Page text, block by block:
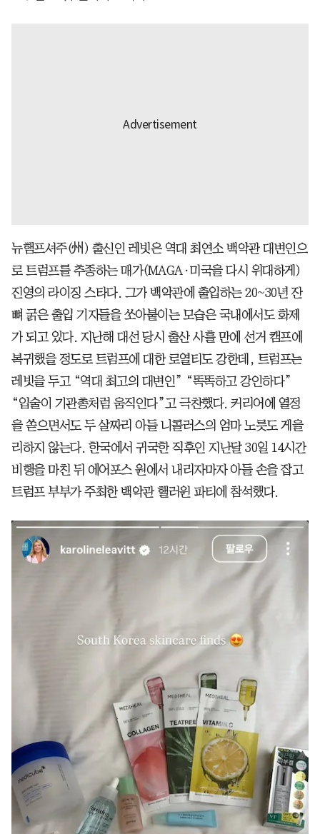
뉴햄프셔주(州) 출신인 레빗은 역대 최연소 백악관 대변인으
로 트럼프를 추종하는 매가(MAGA·미국을 다시 위대하게)
진영의 라이징 스타다. 그가 백악관에 출입하는 20~30년 잔
뼈 굵은 출입 기자들을 쏘아붙이는 모습은 국내에서도 화제
가 되고 있다. 지난해 대선 당시 출산 사흘 만에 선거 캠프에
복귀했을 정도로 트럼프에 대한 로열티도 강한데, 트럼프는
레빗을 두고 “역대 최고의 대변인” “똑똑하고 강인하다”
“입술이 기관총처럼 움직인다”고 극찬했다. 커리어에 열정
을 쏟으면서도 두 살짜리 아들 니콜러스의 엄마 노릇도 게을
리하지 않는다. 한국에서 귀국한 직후인 지난달 30일 14시간
비행을 마친 뒤 에어포스 원에서 내리자마자 아들 손을 잡고
트럼프 부부가 주최한 백악관 핼러윈 파티에 참석했다.